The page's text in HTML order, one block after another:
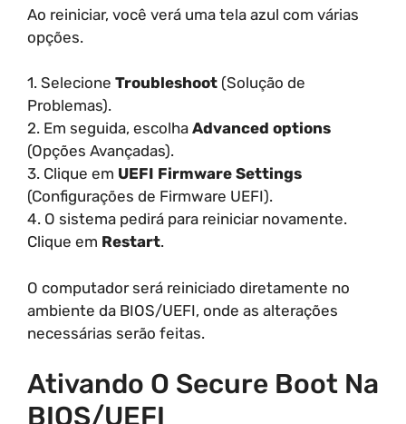
Ao reiniciar, você verá uma tela azul com várias
opções.
1. Selecione Troubleshoot (Solução de
Problemas).
2. Em seguida, escolha Advanced options
(Opções Avançadas).
3. Clique em UEFI Firmware Settings
(Configurações de Firmware UEFI).
4. O sistema pedirá para reiniciar novamente.
Clique em Restart.
O computador será reiniciado diretamente no
ambiente da BIOS/UEFI, onde as alterações
necessárias serão feitas.
Ativando O Secure Boot Na
BIOS/UEFI